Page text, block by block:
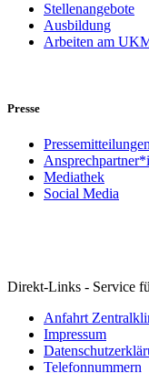
Stellenangebote
Ausbildung
Arbeiten am
Presse
Mediathek
Social Media
Direkt-Links - Service
Anfahrt
Impressum
Telefonnummern